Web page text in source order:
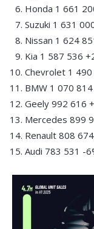
Honda 1 661
Suzuki 1 631
Nissan 1 624
Kia 1 587 536
Chevrolet 1
BMW 1 070
Geely 992 616
Mercedes 899
Renault 808
Audi 783 531 -